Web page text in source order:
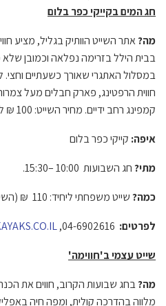
חג המים בקייקי כפר בלום
מה?אתר השייט הוותיק בגליל, מציע
במסלול האתגרי שאורך כשעתיים
חווית הרפטינג, פארק חבלים מעל
קמפינג רחב ידיים. מחיר השייט: 100 ₪ לאדם, מגיל 5 בליווי מבוגר
איפה: קייקי כפר בלום
מתי?חג השבועות 10:00 –15:30.
כמה?שייט משפחתי ליחיד: 110 ₪ (השייט מגיל 5 בליווי מבוגר מעל גיל 18)
לפרטים:
שייט עצמי ב'חווימה'
מה?בחג שבועות הקרוב, חווים את
מלווה בהדרכה קולית, ומפה חיה